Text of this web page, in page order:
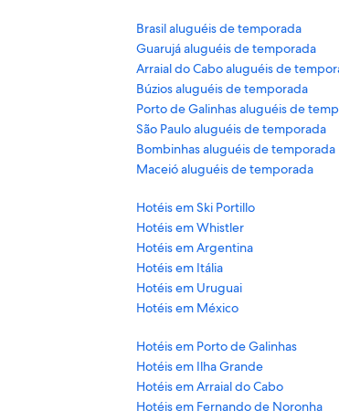
Brasil aluguéis de temporada
Guarujá aluguéis de temporada
Arraial do Cabo aluguéis de
Búzios aluguéis de temporada
Porto de Galinhas aluguéis de
São Paulo aluguéis de temporada
Bombinhas aluguéis de temporada
Maceió aluguéis de temporada
Hotéis em Ski Portillo
Hotéis em Whistler
Hotéis em Argentina
Hotéis em Itália
Hotéis em Uruguai
Hotéis em México
Hotéis em Porto de Galinhas
Hotéis em Ilha Grande
Hotéis em Arraial do Cabo
Hotéis em Fernando de Noronha